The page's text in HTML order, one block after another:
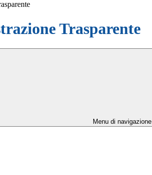
Trasparente
Menu di navigazione